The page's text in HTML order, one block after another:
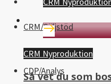
CRM/Säljstöd
CDP/Analys
CRM Nyproduktion
Så vet du som